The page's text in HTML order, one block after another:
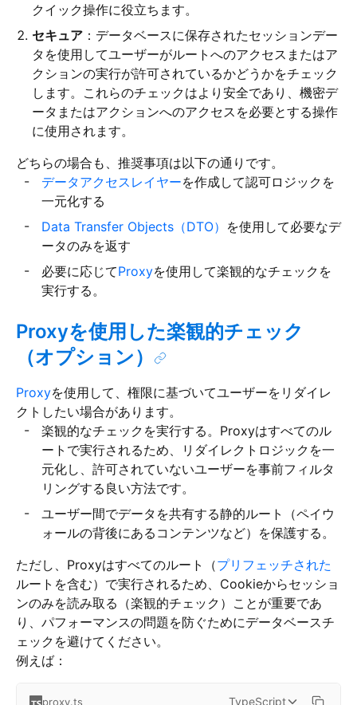
クイック操作に役立ちます。
セキュア ：データベースに保存されたセッションデー
タを使用してユーザーがルートへのアクセスまたはア
クションの実行が許可されているかどうかをチェック
します。これらのチェックはより安全であり、機密デ
ータまたはアクションへのアクセスを必要とする操作
に使用されます。
どちらの場合も、推奨事項は以下の通りです。
データアクセスレイヤーを作成して認可ロジックを
一元化する
Data Transfer Objects（DTO） を使用して必要なデ
ータのみを返す
必要に応じてProxyを使用して楽観的なチェックを
実行する。
Proxyを使用した楽観的チェック
（オプション）
Proxyを使用して、権限に基づいてユーザーをリダイレ
クトしたい場合があります。
楽観的なチェックを実行する。Proxyはすべてのル
ートで実行されるため、リダイレクトロジックを一
元化し、許可されていないユーザーを事前フィルタ
リングする良い方法です。
ユーザー間でデータを共有する静的ルート（ペイウ
ォールの背後にあるコンテンツなど）を保護する。
ただし、Proxyはすべてのルート（プリフェッチされた
ルートを含む）で実行されるため、Cookieからセッショ
ンのみを読み取る（楽観的チェック）ことが重要であ
り、パフォーマンスの問題を防ぐためにデータベースチ
ェックを避けてください。
例えば：
proxy.ts TypeScript